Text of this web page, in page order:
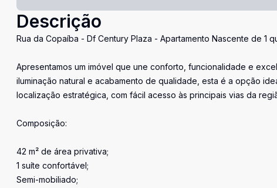
Descrição
Rua da Copaíba - Df Century Plaza - Apartamento Nascente de 1
Apresentamos um imóvel que une conforto, funcionalidade e
iluminação natural e acabamento de qualidade, esta é a opção
localização estratégica, com fácil acesso às principais vias da
Composição:
42 m² de área privativa;
1 suíte confortável;
Semi-mobiliado;